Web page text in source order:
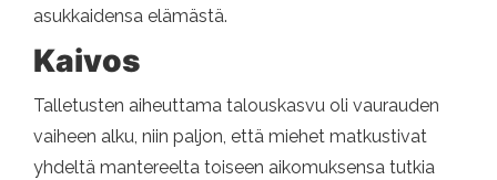
asukkaidensa elämästä.
Kaivos
Talletusten aiheuttama talouskasvu oli vaurauden
vaiheen alku, niin paljon, että miehet matkustivat
yhdeltä mantereelta toiseen aikomuksensa tutkia